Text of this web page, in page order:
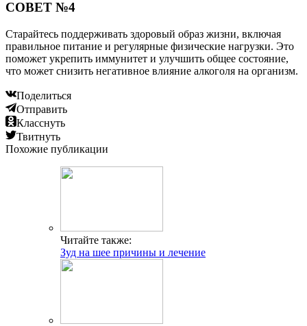
СОВЕТ №4
Старайтесь поддерживать здоровый образ жизни, включая
правильное питание и регулярные физические нагрузки. Это
поможет укрепить иммунитет и улучшить общее состояние,
что может снизить негативное влияние алкоголя на организм.
Поделиться
Отправить
Класснуть
Твитнуть
Похожие публикации
Читайте также:
Зуд на шее причины и лечение